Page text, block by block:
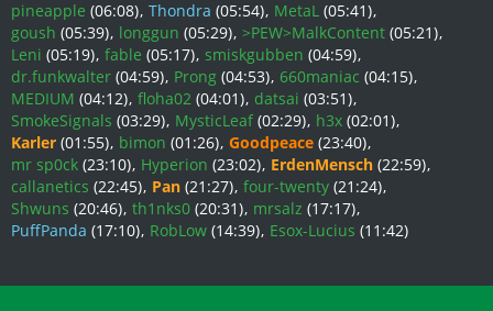
pineapple (06:08) Thondra (05:54) MetaL (05:41)
goush (05:39) longgun (05:29) >PEW>MalkContent (05:21)
Leni (05:19) fable (05:17) smiskgubben (04:59)
dr.funkwalter (04:59) Prong (04:53) 660maniac (04:15)
MEDIUM (04:12) floha02 (04:01) datsai (03:51)
SmokeSignals (03:29) MysticLeaf (02:29) h3x (02:01)
Karler (01:55) bimon (01:26) Goodpeace (23:40)
mr sp0ck (23:10) Hyperion (23:02) ErdenMensch (22:59)
callanetics (22:45) Pan (21:27) four-twenty (21:24)
Shwuns (20:46) th1nks0 (20:31) mrsalz (17:17)
PuffPanda (17:10) RobLow (14:39) Esox-Lucius (11:42)